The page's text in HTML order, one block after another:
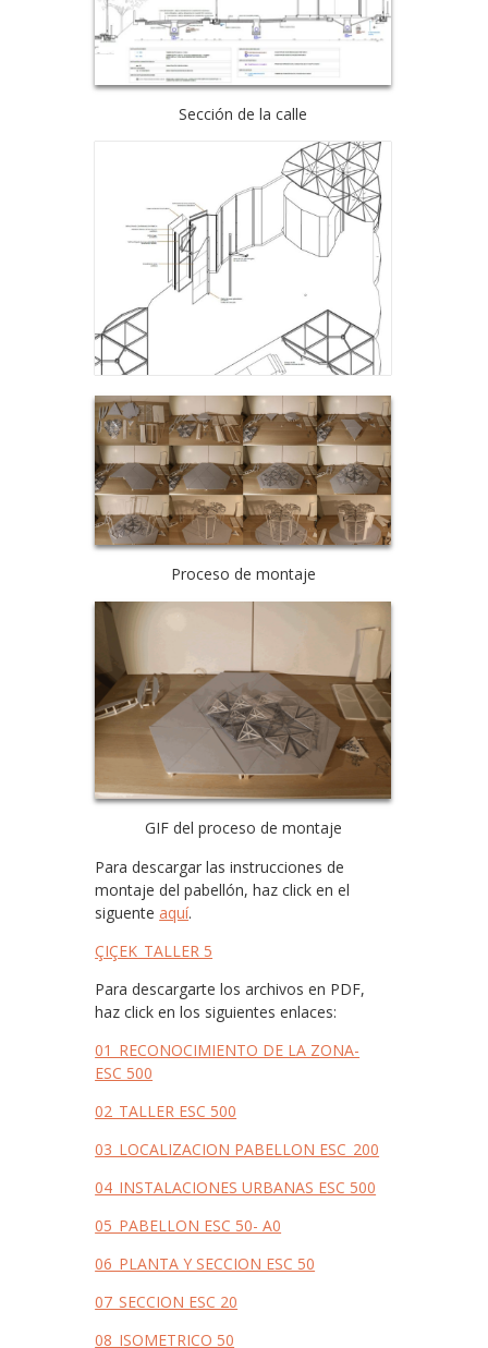
Sección de la calle
Proceso de montaje
GIF del proceso de montaje
Para descargar las instrucciones de
montaje del pabellón, haz click en el
siguenteaquí.
ÇIÇEK_TALLER 5
Para descargarte los archivos en PDF,
haz click en los siguientes enlaces:
01_RECONOCIMIENTO DE LA ZONA-
ESC 500
02_TALLER ESC 500
03_LOCALIZACION PABELLON ESC_200
04_INSTALACIONES URBANAS ESC 500
05_PABELLON ESC 50- A0
06_PLANTA Y SECCION ESC 50
07_SECCION ESC 20
08_ISOMETRICO 50